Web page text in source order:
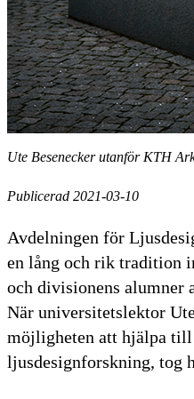
Ute Besenecker utanför KTH
Publicerad 2021-03-10
Avdelningen för
en lång och rik tradition
och divisionens alumner
När universitetslektor
möjligheten att hjälpa till
ljusdesignforskning, tog